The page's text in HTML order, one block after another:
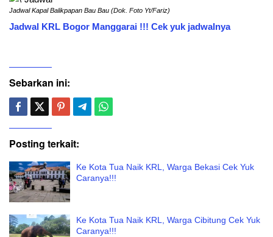
Jadwal Kapal Balikpapan Bau Bau (Dok. Foto Yt/Fariz)
Jadwal KRL Bogor Manggarai !!! Cek yuk jadwalnya
Sebarkan ini:
Posting terkait:
Ke Kota Tua Naik KRL, Warga Bekasi Cek Yuk
Caranya!!!
Ke Kota Tua Naik KRL, Warga Cibitung Cek Yuk
Caranya!!!